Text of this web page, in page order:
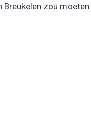
zou moeten